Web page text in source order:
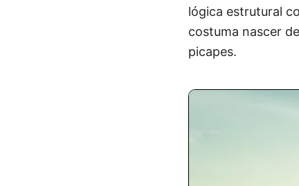
lógica estrutural
costuma nascer
picapes.